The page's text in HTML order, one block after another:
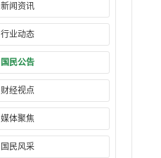
新闻资讯
行业动态
国民公告
财经视点
媒体聚焦
国民风采